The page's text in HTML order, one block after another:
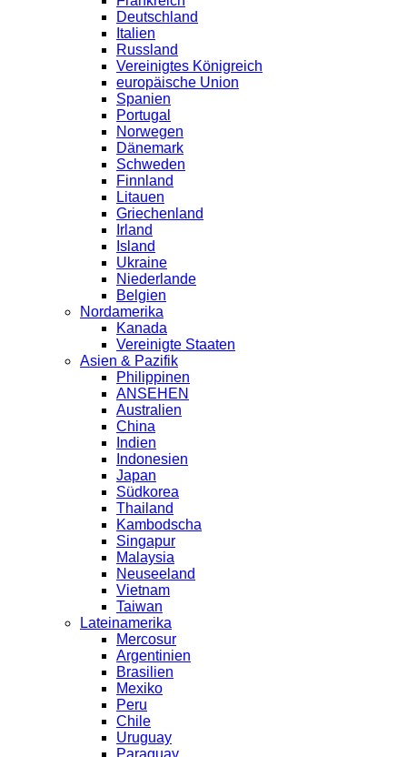
Deutschland
Italien
Russland
Vereinigtes Königreich
europäische Union
Spanien
Portugal
Norwegen
Dänemark
Schweden
Finnland
Litauen
Griechenland
Irland
Island
Ukraine
Niederlande
Belgien
Nordamerika
Kanada
Vereinigte Staaten
Asien & Pazifik
Philippinen
ANSEHEN
Australien
China
Indien
Indonesien
Japan
Südkorea
Thailand
Kambodscha
Singapur
Malaysia
Neuseeland
Vietnam
Taiwan
Lateinamerika
Mercosur
Argentinien
Brasilien
Mexiko
Peru
Chile
Uruguay
Paraguay